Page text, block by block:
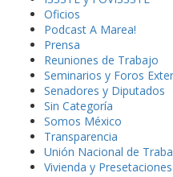
Oficios
Podcast A Marea!
Prensa
Reuniones de Trabajo
Seminarios y Foros
Senadores y Diputados
Sin Categoría
Somos México
Transparencia
Unión Nacional de
Vivienda y